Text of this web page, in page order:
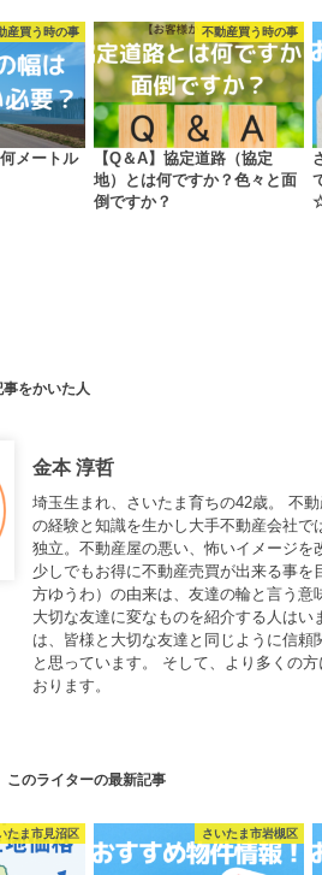
産買う時の事
メートル
不動産買う時の事
【Q＆A】協定道路（協定
地）とは何ですか？色々と面
倒ですか？
事をかいた人
金本 淳哲
埼玉生まれ、さいたま育ちの42歳。 不
の経験と知識を生かし大手不動産会社
独立。不動産屋の悪い、怖いイメージ
少しでもお得に不動産売買が出来る事
方ゆうわ）の由来は、友達の輪と言う意
大切な友達に変なものを紹介する人は
は、皆様と大切な友達と同じように信
と思っています。 そして、より多くの
おります。
このライターの最新記事
たま市見沼区 さいたま市岩槻区